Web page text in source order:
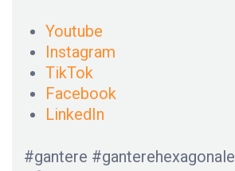
Youtube
Instagram
TikTok
Facebook
LinkedIn
#gantere #ganterehexagonale